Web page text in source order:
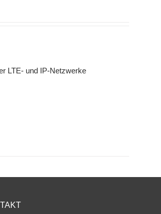
LTE- und IP-Netzwerke